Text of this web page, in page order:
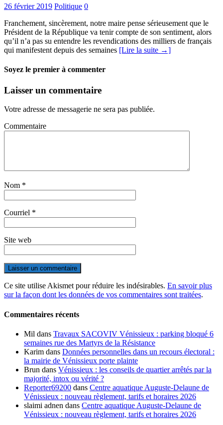
26 février 2019 Politique 0
Franchement, sincèrement, notre maire pense sérieusement que le
Président de la République va tenir compte de son sentiment, alors
qu’il n’a pas su entendre les revendications des milliers de français
qui manifestent depuis des semaines [Lire la suite →]
Soyez le premier à commenter
Laisser un commentaire
Votre adresse de messagerie ne sera pas publiée.
Commentaire
Nom *
Courriel *
Site web
Ce site utilise Akismet pour réduire les indésirables. En savoir plus
sur la façon dont les données de vos commentaires sont traitées.
Commentaires récents
Mil dans Travaux SACOVIV Vénissieux : parking bloqué 6
semaines rue des Martyrs de la Résistance
Karim dans Données personnelles dans un recours électoral :
la mairie de Vénissieux porte plainte
Brun dans Vénissieux : les conseils de quartier arrêtés par la
majorité, intox ou vérité ?
Reporter69200 dans Centre aquatique Auguste-Delaune de
Vénissieux : nouveau règlement, tarifs et horaires 2026
slaimi adnen dans Centre aquatique Auguste-Delaune de
Vénissieux : nouveau règlement, tarifs et horaires 2026